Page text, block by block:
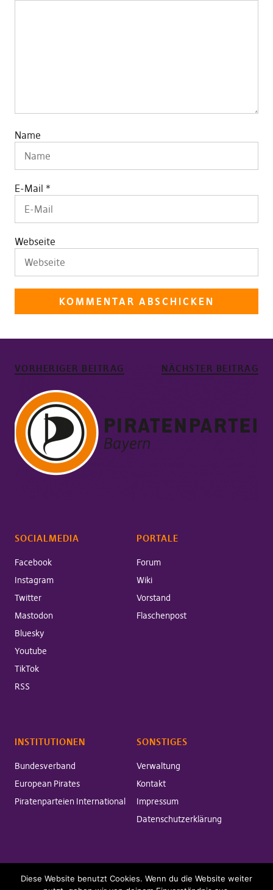
Name
E-Mail *
Webseite
VORHERIGER BEITRAG NÄCHSTER BEITRAG
SOCIALMEDIA
Facebook
Instagram
Twitter
Mastodon
Bluesky
Youtube
TikTok
RSS
PORTALE
Forum
Wiki
Vorstand
Flaschenpost
INSTITUTIONEN
Bundesverband
European Pirates
Piratenparteien International
SONSTIGES
Verwaltung
Kontakt
Impressum
Datenschutzerklärung
Copyright © 2026 Piratenpartei Bayern
Diese Website benutzt Cookies. Wenn du die Website weiter